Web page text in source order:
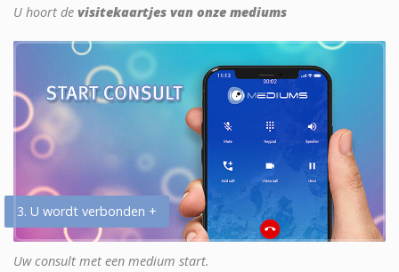
U hoort de visitekaartjes van onze mediums
3. U wordt verbonden +
Uw consult met een medium start.